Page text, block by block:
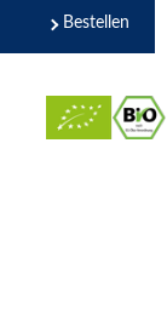
Bestellen